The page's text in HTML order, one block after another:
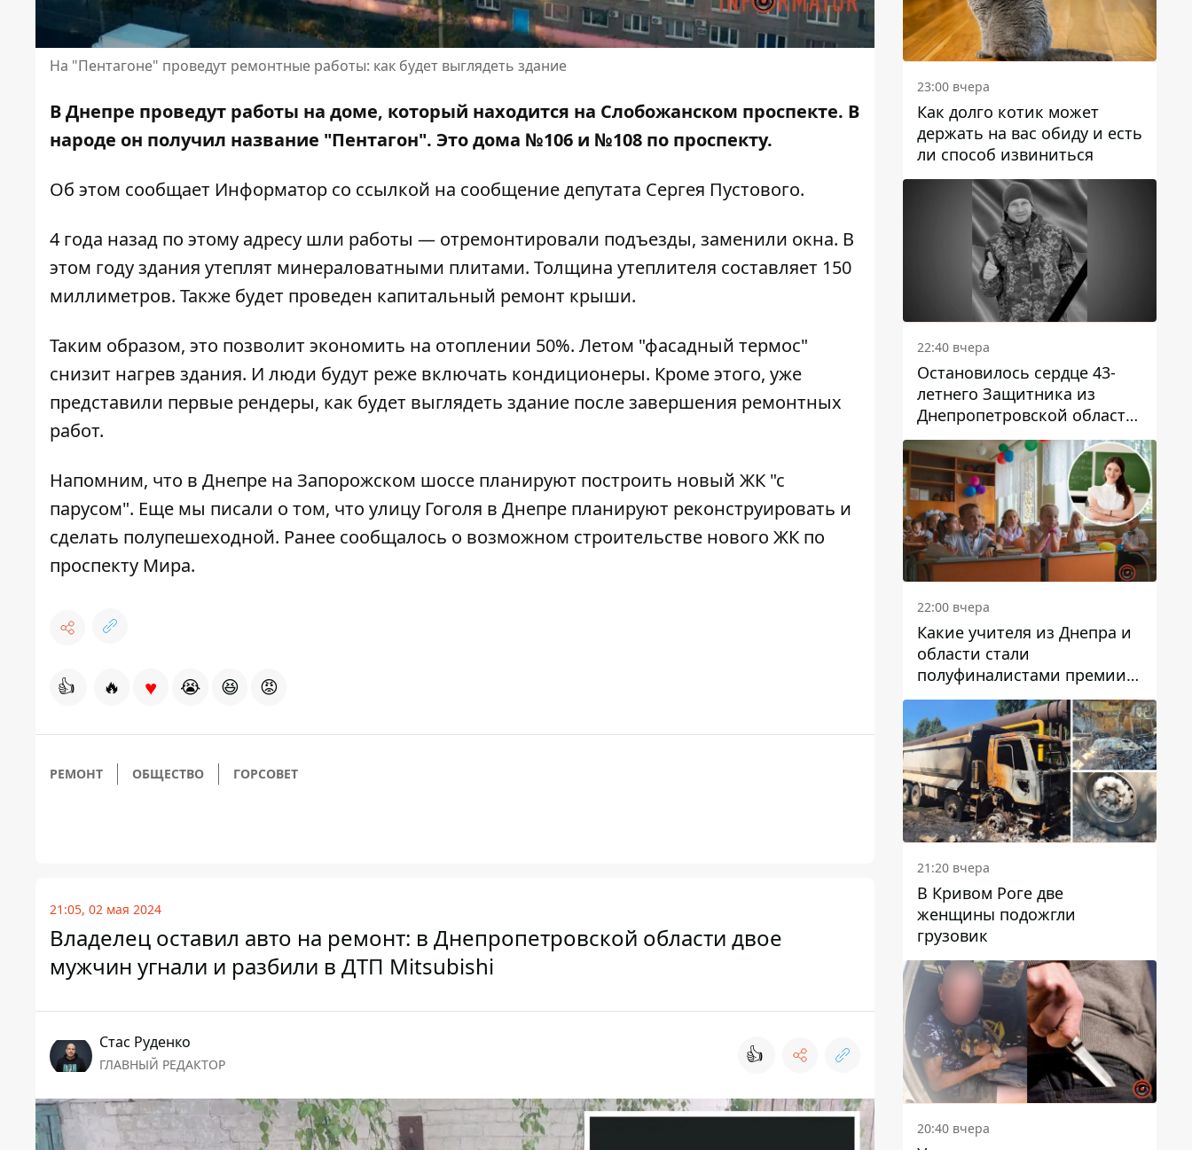
На "Пентагоне" проведут ремонтные работы: как будет выглядеть здание
В Днепре проведут работы на доме, который находится на Слобожанском проспекте. В
народе он получил название "Пентагон". Это дома №106 и №108 по проспекту.
Об этом сообщает Информатор со ссылкой на сообщениедепутата Сергея Пустового.
4 года назад по этому адресу шли работы — отремонтировали подъезды, заменили окна. В
этом году здания утеплят минераловатными плитами. Толщина утеплителя составляет 150
миллиметров. Также будет проведен капитальный ремонт крыши.
Таким образом, это позволит экономить на отоплении 50%. Летом "фасадный термос"
снизит нагрев здания. И люди будут реже включать кондиционеры. Кроме этого, уже
представили первые рендеры, как будет выглядеть здание после завершения ремонтных
работ.
Напомним, что в Днепре на Запорожском шоссе планируют построить новый ЖК "с
парусом". Еще мы писали о том, что улицу Гоголя в Днепре планируют реконструировать и
сделать полупешеходной. Ранее сообщалось о возможном строительстве нового ЖК по
проспекту Мира.
👍 🔥 ♥ 😭 😆 😡
РЕМОНТ ОБЩЕСТВО ГОРСОВЕТ
21:05, 02 мая 2024
Владелец оставил авто на ремонт: в Днепропетровской области двое
мужчин угнали и разбили в ДТП Mitsubishi
Стаc Руденко
ГЛАВНЫЙ РЕДАКТОР 👍
23:00 вчера
Как долго котик может
держать на вас обиду и есть
ли способ извиниться
22:40 вчера
Остановилось сердце 43-
летнего Защитника из
Днепропетровской области
Евгения Зинченко
22:00 вчера
Какие учителя из Днепра и
области стали
полуфиналистами премии
Global Teacher Prize Ukraine
2026
21:20 вчера
В Кривом Роге две
женщины подожгли
грузовик
20:40 вчера